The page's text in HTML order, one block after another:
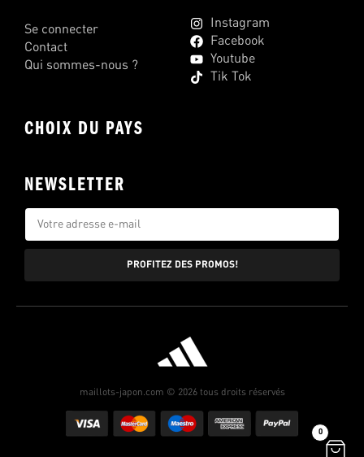
Se connecter
Contact
Qui sommes-nous ?
Instagram
Facebook
Youtube
Tik Tok
CHOIX DU PAYS
NEWSLETTER
PROFITEZ DES PROMOS!
maillots-japon.com © 2026 tous droits réservés
0